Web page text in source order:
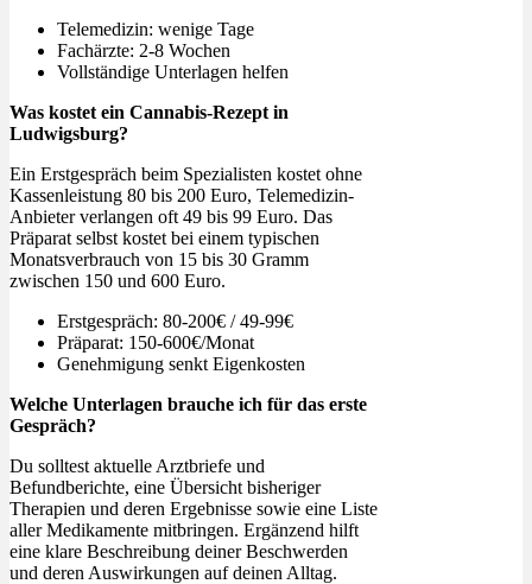
Telemedizin: wenige Tage
Fachärzte: 2-8 Wochen
Vollständige Unterlagen helfen
Was kostet ein Cannabis-Rezept in
Ludwigsburg?
Ein Erstgespräch beim Spezialisten kostet ohne
Kassenleistung 80 bis 200 Euro, Telemedizin-
Anbieter verlangen oft 49 bis 99 Euro. Das
Präparat selbst kostet bei einem typischen
Monatsverbrauch von 15 bis 30 Gramm
zwischen 150 und 600 Euro.
Erstgespräch: 80-200€ / 49-99€
Präparat: 150-600€/Monat
Genehmigung senkt Eigenkosten
Welche Unterlagen brauche ich für das erste
Gespräch?
Du solltest aktuelle Arztbriefe und
Befundberichte, eine Übersicht bisheriger
Therapien und deren Ergebnisse sowie eine Liste
aller Medikamente mitbringen. Ergänzend hilft
eine klare Beschreibung deiner Beschwerden
und deren Auswirkungen auf deinen Alltag.